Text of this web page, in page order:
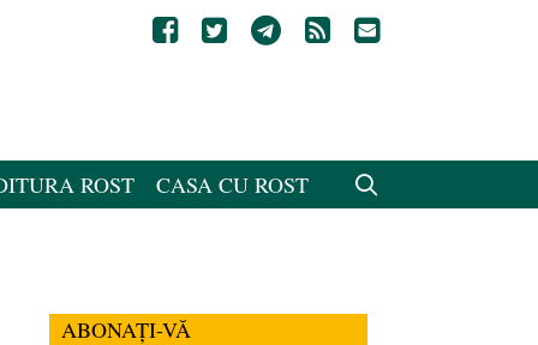
ROST CASA CU ROST
ABONAȚI-VĂ